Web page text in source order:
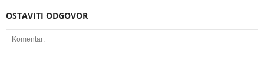
OSTAVITI ODGOVOR